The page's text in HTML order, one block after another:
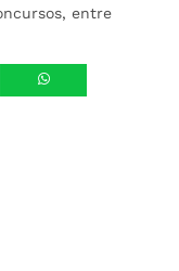
entre